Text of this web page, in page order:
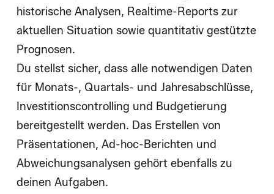
historische Analysen, Realtime-Reports zur
aktuellen Situation sowie quantitativ gestützte
Prognosen.
Du stellst sicher, dass alle notwendigen Daten
für Monats-, Quartals- und Jahresabschlüsse,
Investitionscontrolling und Budgetierung
bereitgestellt werden. Das Erstellen von
Präsentationen, Ad-hoc-Berichten und
Abweichungsanalysen gehört ebenfalls zu
deinen Aufgaben.